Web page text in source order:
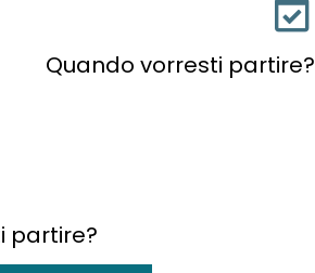
Quando vorresti partire?
partire?